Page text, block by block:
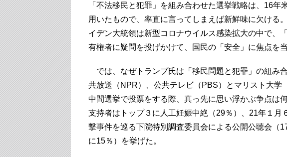
「不法移民と犯罪」を組み合わせた選挙戦略は、16
用いたもので、率直に言ってしまえば新鮮味に欠ける
イデン大統領は新型コロナウイルス感染拡大の中で、
有権者に疑問を投げかけて、国民の「安全」に焦点を当
では、なぜトランプ氏は「移民問題と犯罪」の組み
共放送（NPR）、公共テレビ（PBS）とマリスト大学
中間選挙で投票をする際、真っ先に思い浮かぶ争点は
支持者はトップ３に人工妊娠中絶（29％）、21年１月
撃事件を巡る下院特別調査委員会による公開公聴会（
に15％）を挙げた。